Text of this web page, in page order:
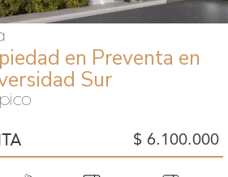
en Preventa en
Sur
$ 6.100.000